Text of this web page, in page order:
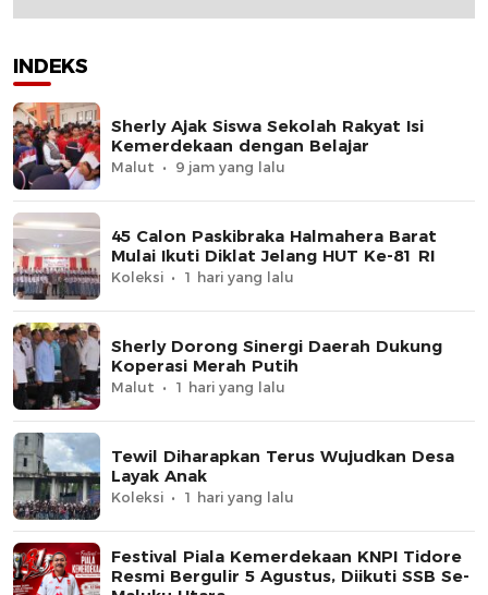
INDEKS
Sherly Ajak Siswa Sekolah Rakyat Isi
Kemerdekaan dengan Belajar
Malut 9 jam yang lalu
45 Calon Paskibraka Halmahera Barat
Mulai Ikuti Diklat Jelang HUT Ke-81 RI
Koleksi 1 hari yang lalu
Sherly Dorong Sinergi Daerah Dukung
Koperasi Merah Putih
Malut 1 hari yang lalu
Tewil Diharapkan Terus Wujudkan Desa
Layak Anak
Koleksi 1 hari yang lalu
Festival Piala Kemerdekaan KNPI Tidore
Resmi Bergulir 5 Agustus, Diikuti SSB Se-